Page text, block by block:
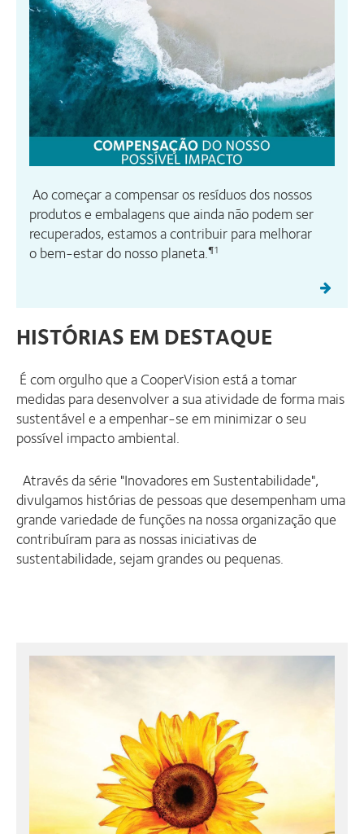
Ao começar a compensar os resíduos dos nossos
produtos e embalagens que ainda não podem ser
recuperados, estamos a contribuir para melhorar
o bem-estar do nosso planeta.¶1
HISTÓRIAS EM DESTAQUE
É com orgulho que a CooperVision está a tomar
medidas para desenvolver a sua atividade de forma mais
sustentável e a empenhar-se em minimizar o seu
possível impacto ambiental.
Através da série "Inovadores em Sustentabilidade",
divulgamos histórias de pessoas que desempenham uma
grande variedade de funções na nossa organização que
contribuíram para as nossas iniciativas de
sustentabilidade, sejam grandes ou pequenas.